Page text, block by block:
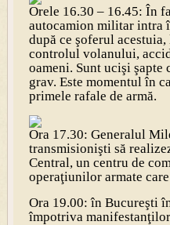
Orele 16.30 – 16.45: În
autocamion militar intra
după ce şoferul
controlul volanului,
oameni. Sunt ucişi
grav. Este momentul în
primele rafale de armă.
Ora 17.30: Generalul
transmisionişti să
Central, un centru de
operaţiunilor armate
Ora 19.00: în Bucureşti
împotriva